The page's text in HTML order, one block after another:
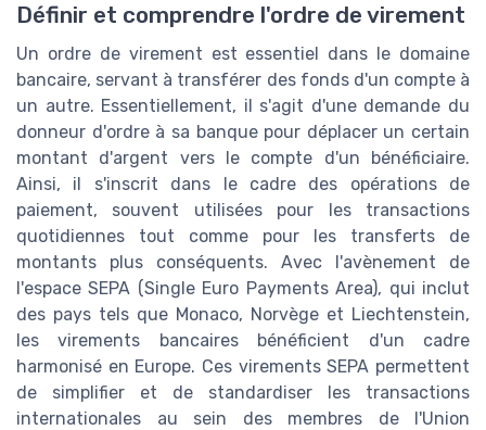
Définir et comprendre l'ordre de virement
Un ordre de virement est essentiel dans le domaine
bancaire, servant à transférer des fonds d'un compte à
un autre. Essentiellement, il s'agit d'une demande du
donneur d'ordre à sa banque pour déplacer un certain
montant d'argent vers le compte d'un bénéficiaire.
Ainsi, il s'inscrit dans le cadre des opérations de
paiement, souvent utilisées pour les transactions
quotidiennes tout comme pour les transferts de
montants plus conséquents. Avec l'avènement de
l'espace SEPA (Single Euro Payments Area), qui inclut
des pays tels que Monaco, Norvège et Liechtenstein,
les virements bancaires bénéficient d'un cadre
harmonisé en Europe. Ces virements SEPA permettent
de simplifier et de standardiser les transactions
internationales au sein des membres de l'Union